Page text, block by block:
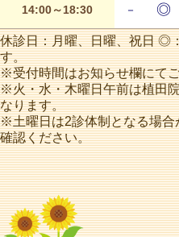
14:00～18:30 － ◎
休診日：月曜、日曜、祝日 ◎
す。
※受付時間はお知らせ欄にて
※火・水・木曜日午前は植田
なります。
※土曜日は2診体制となる場合
確認ください。